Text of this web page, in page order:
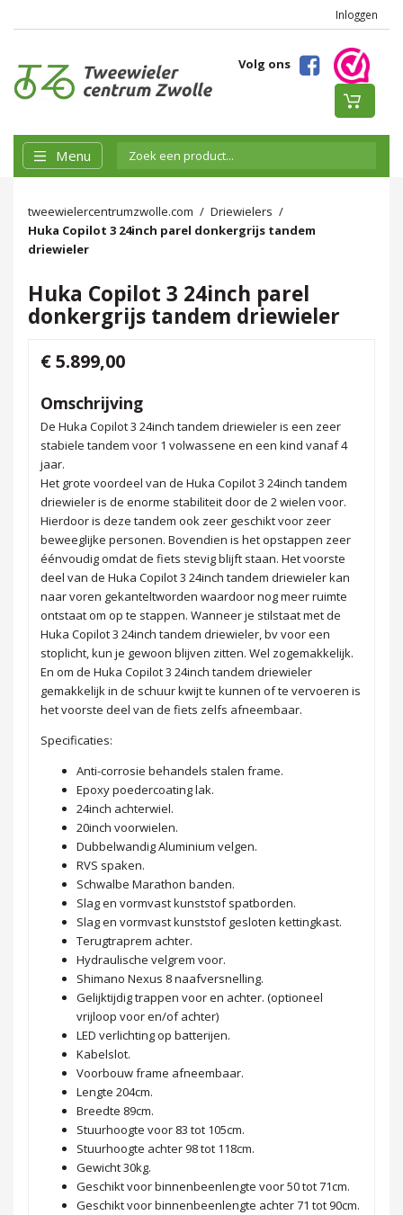
Inloggen
Volg ons
Menu
tweewielercentrumzwolle.com
Driewielers
Huka Copilot 3 24inch parel donkergrijs tandem
driewieler
Huka Copilot 3 24inch parel
donkergrijs tandem driewieler
€ 5.899,00
Omschrijving
De Huka Copilot 3 24inch tandem driewieler is een zeer
stabiele tandem voor 1 volwassene en een kind vanaf 4
jaar.
Het grote voordeel van de Huka Copilot 3 24inch tandem
driewieler is de enorme stabiliteit door de 2 wielen voor.
Hierdoor is deze tandem ook zeer geschikt voor zeer
beweeglijke personen. Bovendien is het opstappen zeer
éénvoudig omdat de fiets stevig blijft staan. Het voorste
deel van de Huka Copilot 3 24inch tandem driewieler kan
naar voren gekanteltworden waardoor nog meer ruimte
ontstaat om op te stappen. Wanneer je stilstaat met de
Huka Copilot 3 24inch tandem driewieler, bv voor een
stoplicht, kun je gewoon blijven zitten. Wel zogemakkelijk.
En om de Huka Copilot 3 24inch tandem driewieler
gemakkelijk in de schuur kwijt te kunnen of te vervoeren is
het voorste deel van de fiets zelfs afneembaar.
Specificaties:
Anti-corrosie behandels stalen frame.
Epoxy poedercoating lak.
24inch achterwiel.
20inch voorwielen.
Dubbelwandig Aluminium velgen.
RVS spaken.
Schwalbe Marathon banden.
Slag en vormvast kunststof spatborden.
Slag en vormvast kunststof gesloten kettingkast.
Terugtraprem achter.
Hydraulische velgrem voor.
Shimano Nexus 8 naafversnelling.
Gelijktijdig trappen voor en achter. (optioneel
vrijloop voor en/of achter)
LED verlichting op batterijen.
Kabelslot.
Voorbouw frame afneembaar.
Lengte 204cm.
Breedte 89cm.
Stuurhoogte voor 83 tot 105cm.
Stuurhoogte achter 98 tot 118cm.
Gewicht 30kg.
Geschikt voor binnenbeenlengte voor 50 tot 71cm.
Geschikt voor binnenbeenlengte achter 71 tot 90cm.